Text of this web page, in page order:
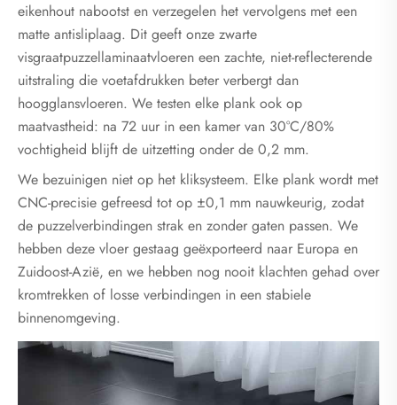
eikenhout nabootst en verzegelen het vervolgens met een
matte antisliplaag. Dit geeft onze zwarte
visgraatpuzzellaminaatvloeren een zachte, niet-reflecterende
uitstraling die voetafdrukken beter verbergt dan
hoogglansvloeren. We testen elke plank ook op
maatvastheid: na 72 uur in een kamer van 30°C/80%
vochtigheid blijft de uitzetting onder de 0,2 mm.
We bezuinigen niet op het kliksysteem. Elke plank wordt met
CNC-precisie gefreesd tot op ±0,1 mm nauwkeurig, zodat
de puzzelverbindingen strak en zonder gaten passen. We
hebben deze vloer gestaag geëxporteerd naar Europa en
Zuidoost-Azië, en we hebben nog nooit klachten gehad over
kromtrekken of losse verbindingen in een stabiele
binnenomgeving.